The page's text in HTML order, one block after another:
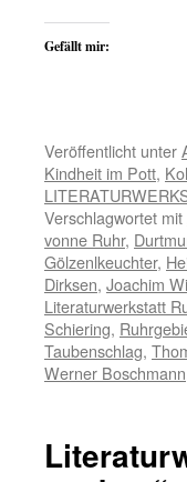
Gefällt mir:
Veröffentlicht unter
Kindheit im Pott,
Verschlagwortet mit
vonne Ruhr,
Gölzenlkeuchter,
Dirksen, Joachim
Literaturwerkstatt
Schiering,
Taubenschlag,
Werner Boschmann